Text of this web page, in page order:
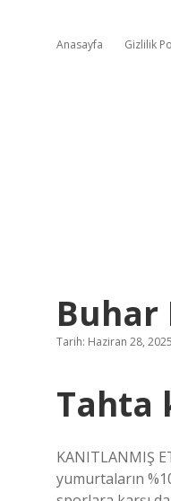
Anasayfa Gizlilik
Buhar
Tarih: Haziran 28, 2025
Tahta
KANITLANMIŞ
yumurtaların